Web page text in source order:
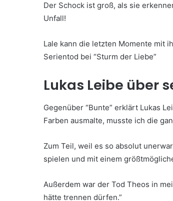
Der Schock ist groß, als sie
Unfall!
Lale kann die letzten Momente mit
Serientod bei “Sturm der Liebe”
Lukas Leibe über
Gegenüber “Bunte” erklärt Lukas
Farben ausmalte, musste ich die
Zum Teil, weil es so absolut
spielen und mit einem
Außerdem war der Tod Theos in
hätte trennen dürfen.”